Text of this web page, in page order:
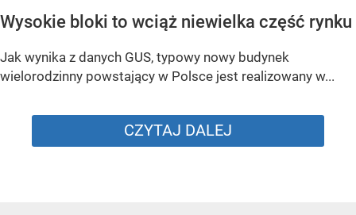
Wysokie bloki to wciąż niewielka część rynku
Jak wynika z danych GUS, typowy nowy budynek
wielorodzinny powstający w Polsce jest realizowany w...
CZYTAJ DALEJ